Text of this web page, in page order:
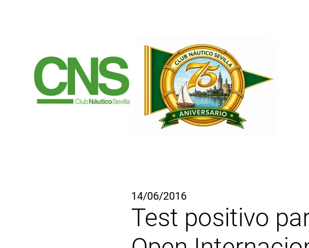
14/06/2016
Test positivo